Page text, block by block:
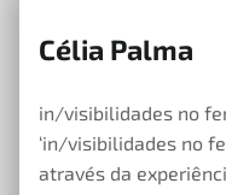
Célia Palma
in/visibilidades no
‘in/visibilidades no
através da